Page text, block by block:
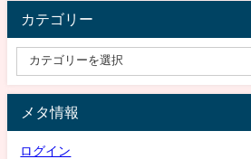
カテゴリー
メタ情報
ログイン